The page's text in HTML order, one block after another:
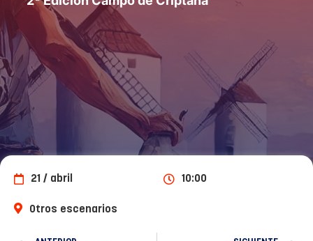
21 / abril 10:00
Otros escenarios